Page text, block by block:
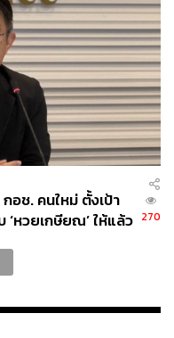
อช. คนใหม่ ตั้งเป้า
‘หวยเกษียณ’ ให้แล้ว 270